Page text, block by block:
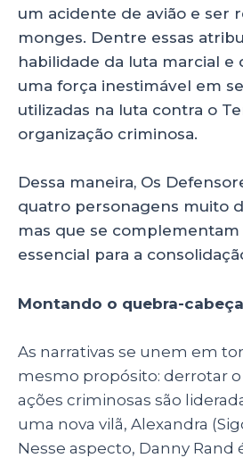
um acidente de avião e ser
monges. Dentre essas
habilidade da luta marcial e
uma força inestimável em
utilizadas na luta contra o
organização criminosa.
Dessa maneira, Os
quatro personagens muito
mas que se
essencial para a
Montando o quebra-cabeça
As narrativas se unem em
mesmo propósito: derrotar
ações criminosas são
uma nova vilã, Alexandra
Nesse aspecto, Danny Rand